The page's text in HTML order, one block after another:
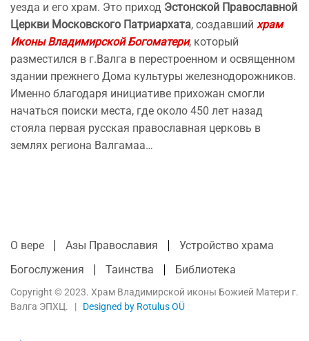
уезда и его храм. Это приход Эстонской Православной
Церкви Московского Патриархата, создавший храм
Иконы Владимирской Богоматери, который
разместился в г.Валга в перестроенном и освященном
здании прежнего Дома культуры железнодорожников.
Именно благодаря инициативе прихожан смогли
начаться поиски места, где около 450 лет назад
стояла первая русская православная церковь в
землях региона Валгамаа…
О вере Азы Православия
Устройство храма
Богослужения
Таинства Библиотека
Copyright © 2023. Храм Владимирской иконы Божией Матери г.
Валга ЭПХЦ. | Designed by Rotulus OÜ